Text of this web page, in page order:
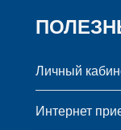
Личный
Интернет